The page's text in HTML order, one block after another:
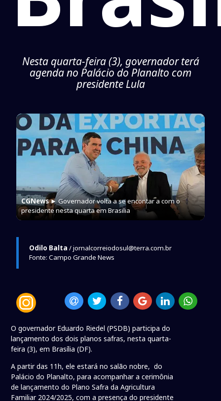
Nesta quarta-feira (3), governador terá
agenda no Palácio do Planalto com
presidente Lula
CGNews► Governador volta a se encontar a com o
presidente nesta quarta em Brasilia
Odilo Balta / jornalcorreiodosul@terra.com.br
Fonte: Campo Grande News
O governador Eduardo Riedel (PSDB) participa do
lançamento dos dois planos safras, nesta quarta-
feira (3), em Brasília (DF).
A partir das 11h, ele estará no salão nobre, do
Palácio do Planalto, para acompanhar a cerimônia
de lançamento do Plano Safra da Agricultura
Familiar 2024/2025, com a presença do presidente